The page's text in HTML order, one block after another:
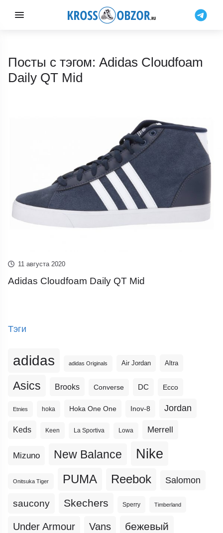
Посты с тэгом: Adidas Cloudfoam
Daily QT Mid
11 августа 2020
Adidas Cloudfoam Daily QT Mid
Тэги
adidas adidas Originals Air Jordan Altra
Asics Brooks Converse DC Ecco
Etnies hoka Hoka One One Inov-8 Jordan
Keds Keen La Sportiva Lowa Merrell
Mizuno New Balance Nike
Onitsuka Tiger PUMA Reebok Salomon
saucony Skechers Sperry Timberland
Under Armour Vans бежевый